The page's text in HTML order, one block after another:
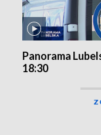
Panorama
18:30